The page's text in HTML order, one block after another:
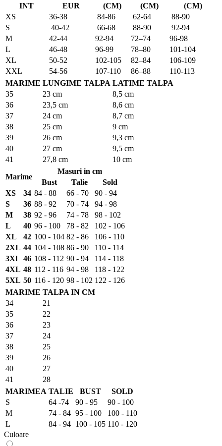
INT
EUR
(CM)
(CM)
(CM)
XS
36-38 84-86 62-64
88-90
S
40-42 66-68 88-90
92-94
M
42-44 92-94 72–74
96-98
L
46-48 96-99 78–80
101-104
XL
50-52 102-105 82–84
106-109
XXL
54-56 107-110 86–88
110-113
MARIME LUNGIME TALPA LATIME TALPA
35
23 cm
8,5 cm
36
23,5 cm
8,6 cm
37
24 cm
8,7 cm
38
25 cm
9 cm
39
26 cm
9,3 cm
40
27 cm
9,5 cm
41
27,8 cm 10 cm
Marime
Masuri in cm
Bust
Talie
Sold
XS
34 84 - 88 66 - 70
90 - 94
S
36 88 - 92 70 - 74
94 - 98
M
38 92 - 96 74 - 78
98 - 102
L
40 96 - 100 78 - 82
102 - 106
XL
42 100 - 104 82 - 86
106 - 110
2XL 44 104 - 108 86 - 90
110 - 114
3Xl
46 108 - 112 90 - 94
114 - 118
4XL 48 112 - 116 94 - 98
118 - 122
5XL 50 116 - 120 98 - 102 122 - 126
MARIME TALPA IN CM
34
21
35
22
36
23
37
24
38
25
39
26
40
27
41
28
MARIMEA TALIE BUST
SOLD
S
64 -74 90 - 95
90 - 100
M
74 - 84 95 - 100
100 - 110
L
84 - 94 100 - 105 110 - 120
Culoare